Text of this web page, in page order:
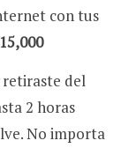
con tus
retiraste del
2 horas
No importa